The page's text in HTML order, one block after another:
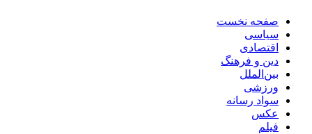
صفحه نخست
سیاسی
اقتصادی
دین و فرهنگ
بین‌الملل
ورزشی
سواد رسانه
عکس
فیلم